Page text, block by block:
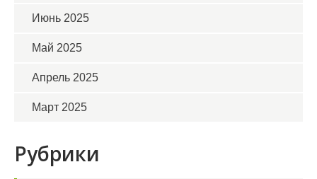
Июнь 2025
Май 2025
Апрель 2025
Март 2025
Рубрики